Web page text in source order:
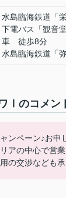
水島臨海鉄道 「
下電バス「観音
車 徒歩8分
水島臨海鉄道 「
Ⅰのコメン
ンペーン♪お
アの中心で営
の交渉なども承